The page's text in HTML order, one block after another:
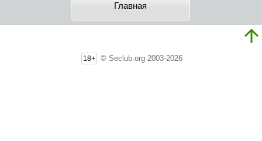
Главная
18+ © Seclub.org 2003-2026